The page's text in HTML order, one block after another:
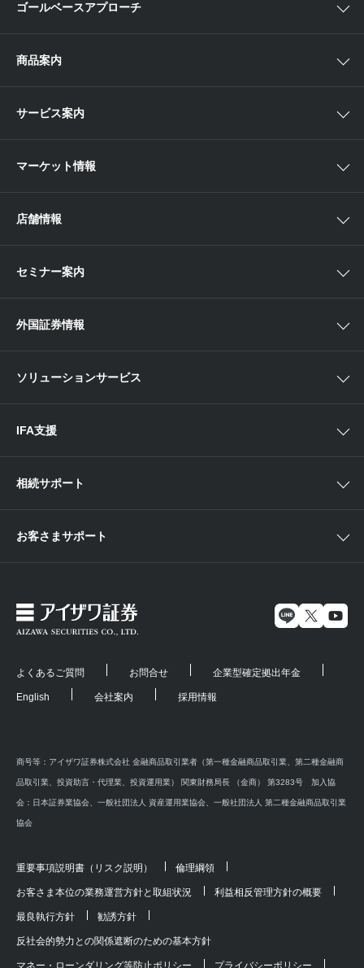
ゴールベースアプローチ
αポート
商品案内
欧米株
ETF・ETN・REIT
ラップサービス
新商品情報
サービス案内
取引ツール
各種お手続き
便利なサービス
当社サービスのご利用にあたって
マーケット情報
店舗情報
近畿
セミナー案内
外国証券情報
ソリューションサービス
IFA支援
相続サポート
お客さまサポート
よくあるご質問 お問合せ 企業型確定拠出年金
English 会社案内 採用情報
商号等：アイザワ証券株式会社 金融商品取引業者（第一種金融商品取引業、第二種金融商
品取引業、投資助言・代理業、投資運用業） 関東財務局長 （金商） 第3283号 加入協
会：日本証券業協会、一般社団法人 資産運用業協会、一般社団法人 第二種金融商品取引業
協会
重要事項説明書（リスク説明） 倫理綱領
お客さま本位の業務運営方針と取組状況 利益相反管理方針の概要
最良執行方針 勧誘方針
反社会的勢力との関係遮断のための基本方針
マネー・ローンダリング等防止ポリシー プライバシーポリシー